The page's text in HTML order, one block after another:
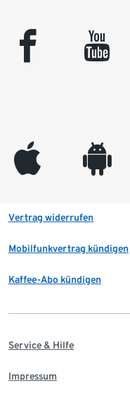
facebook youtube
appleinc android
Vertrag widerrufen
Mobilfunkvertrag kündigen
Kaffee-Abo kündigen
Service & Hilfe
Impressum